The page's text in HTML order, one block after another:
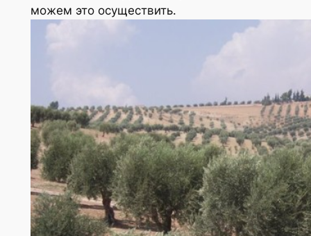
можем это осуществить.